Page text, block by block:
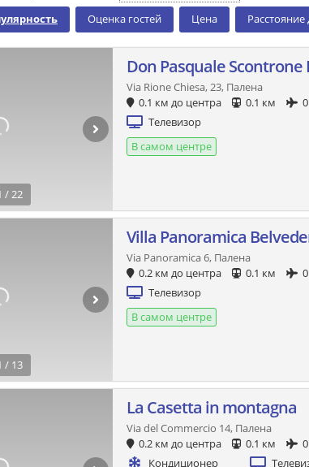
Оценка гостей Цена
/ 22
Don Pasquale Scontrone
Via Rione Chiesa, 23, Палена
0.1 км до центра
0.1 км
Телевизор
В самом центре
/ 13
Villa Panoramica
Via Panoramica 6, Палена
0.2 км до центра
0.1 км
Телевизор
В самом центре
La Casetta in montagna
Via del Commercio 14, Палена
0.2 км до центра
0.1 км
Кондиционер